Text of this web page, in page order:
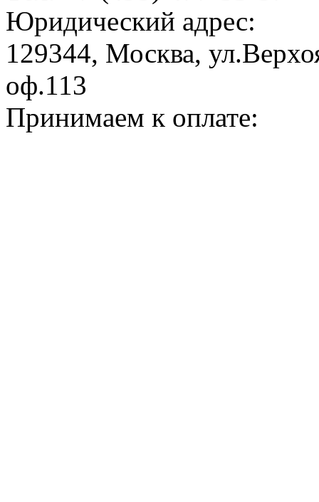
Юридический адрес:
129344, Москва,
оф.113
Принимаем к оплате: